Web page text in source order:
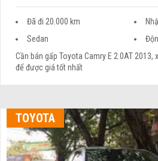
Đã đi 20.000 km
Sedan
Cần bán gấp Toyota Camry E 2.0AT 2013,
để được giá tốt nhất
TOYOTA